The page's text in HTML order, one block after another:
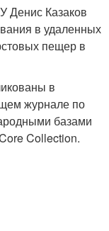
Денис Казаков
в удаленных
пещер в
в
журнале по
базами
Collection.